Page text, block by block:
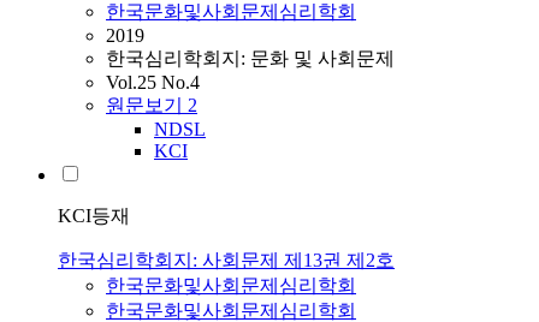
한국문화및사회문제심리학회
2019
한국심리학회지: 문화 및 사회문제
Vol.25 No.4
원문보기 2
NDSL
KCI
KCI등재
한국심리학회지: 사회문제 제13권 제2호
한국문화및사회문제심리학회
한국문화및사회문제심리학회